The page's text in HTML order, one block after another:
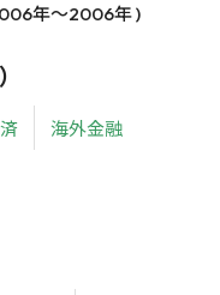
年～2006年 )
海外金融